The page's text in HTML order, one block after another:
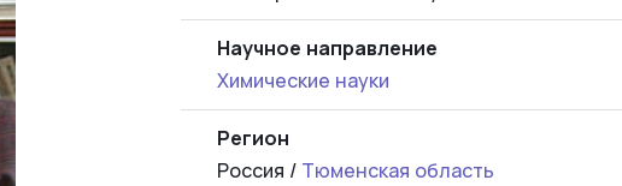
Научное направление
Химические науки
Регион
Россия / Тюменская область